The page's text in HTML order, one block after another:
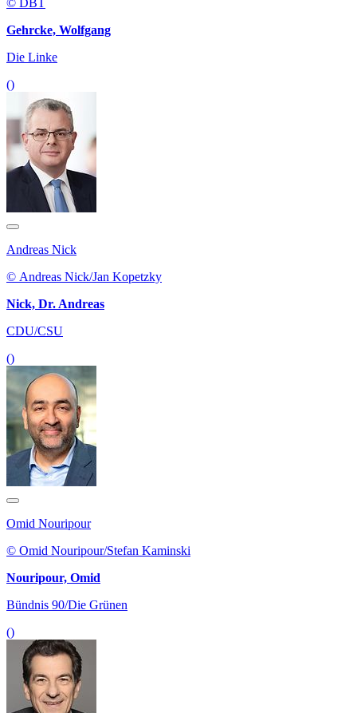
Gehrcke, Wolfgang
Die Linke
()
Andreas Nick
© Andreas Nick/Jan Kopetzky
Nick, Dr. Andreas
CDU/CSU
()
Omid Nouripour
© Omid Nouripour/Stefan Kaminski
Nouripour, Omid
Bündnis 90/Die Grünen
()